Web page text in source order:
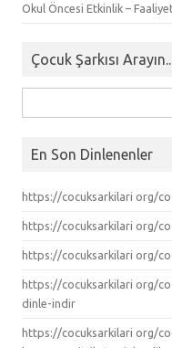
Okul Öncesi Etkinlik –
Çocuk Şarkısı Arayın..
En Son Dinlenenler
https://cocuksarkilari org/
https://cocuksarkilari org/
https://cocuksarkilari org/
https://cocuksarkilari org/
dinle-indir
https://cocuksarkilari org/